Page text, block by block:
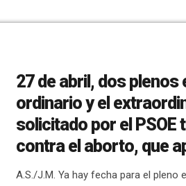
27 de abril, dos plenos
ordinario y el
solicitado por el PSOE
contra el aborto, que
VOX
A.S./J.M. Ya hay fecha para el pleno